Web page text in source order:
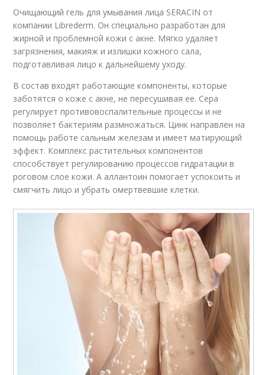
Очищающий гель для умывания лица SERACIN от
компании Librederm. Он специально разработан для
жирной и проблемной кожи с акне. Мягко удаляет
загрязнения, макияж и излишки кожного сала,
подготавливая лицо к дальнейшему уходу.
В состав входят работающие компоненты, которые
заботятся о коже с акне, не пересушивая ее. Сера
регулирует противовоспалительные процессы и не
позволяет бактериям размножаться. Цинк направлен на
помощь работе сальным железам и имеет матирующий
эффект. Комплекс растительных компонентов
способствует регулированию процессов гидратации в
роговом слое кожи. А аллантоин помогает успокоить и
смягчить лицо и убрать омертвевшие клетки.